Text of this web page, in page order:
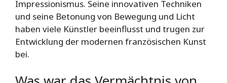
Impressionismus. Seine innovativen Techniken
und seine Betonung von Bewegung und Licht
haben viele Künstler beeinflusst und trugen zur
Entwicklung der modernen französischen Kunst
bei.